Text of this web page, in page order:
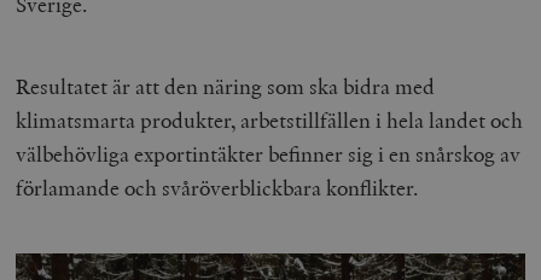
Resultatet är att den näring som ska bidra med
klimatsmarta produkter, arbetstillfällen i hela landet och
välbehövliga exportintäkter befinner sig i en snårskog av
förlamande och svåröverblickbara konflikter.